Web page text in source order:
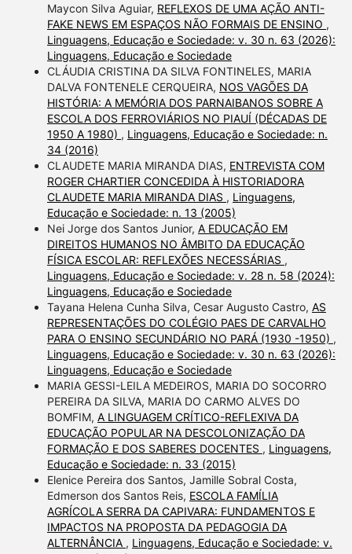
Maycon Silva Aguiar, REFLEXOS DE UMA AÇÃO ANTI-
FAKE NEWS EM ESPAÇOS NÃO FORMAIS DE ENSINO ,
Linguagens, Educação e Sociedade: v. 30 n. 63 (2026):
Linguagens, Educação e Sociedade
CLÁUDIA CRISTINA DA SILVA FONTINELES, MARIA
DALVA FONTENELE CERQUEIRA, NOS VAGÕES DA
HISTÓRIA: A MEMÓRIA DOS PARNAIBANOS SOBRE A
ESCOLA DOS FERROVIÁRIOS NO PIAUÍ (DÉCADAS DE
1950 A 1980) , Linguagens, Educação e Sociedade: n.
34 (2016)
CLAUDETE MARIA MIRANDA DIAS, ENTREVISTA COM
ROGER CHARTIER CONCEDIDA À HISTORIADORA
CLAUDETE MARIA MIRANDA DIAS , Linguagens,
Educação e Sociedade: n. 13 (2005)
Nei Jorge dos Santos Junior, A EDUCAÇÃO EM
DIREITOS HUMANOS NO ÂMBITO DA EDUCAÇÃO
FÍSICA ESCOLAR: REFLEXÕES NECESSÁRIAS ,
Linguagens, Educação e Sociedade: v. 28 n. 58 (2024):
Linguagens, Educação e Sociedade
Tayana Helena Cunha Silva, Cesar Augusto Castro, AS
REPRESENTAÇÕES DO COLÉGIO PAES DE CARVALHO
PARA O ENSINO SECUNDÁRIO NO PARÁ (1930 -1950) ,
Linguagens, Educação e Sociedade: v. 30 n. 63 (2026):
Linguagens, Educação e Sociedade
MARIA GESSI-LEILA MEDEIROS, MARIA DO SOCORRO
PEREIRA DA SILVA, MARIA DO CARMO ALVES DO
BOMFIM, A LINGUAGEM CRÍTICO-REFLEXIVA DA
EDUCAÇÃO POPULAR NA DESCOLONIZAÇÃO DA
FORMAÇÃO E DOS SABERES DOCENTES , Linguagens,
Educação e Sociedade: n. 33 (2015)
Elenice Pereira dos Santos, Jamille Sobral Costa,
Edmerson dos Santos Reis, ESCOLA FAMÍLIA
AGRÍCOLA SERRA DA CAPIVARA: FUNDAMENTOS E
IMPACTOS NA PROPOSTA DA PEDAGOGIA DA
ALTERNÂNCIA , Linguagens, Educação e Sociedade: v.